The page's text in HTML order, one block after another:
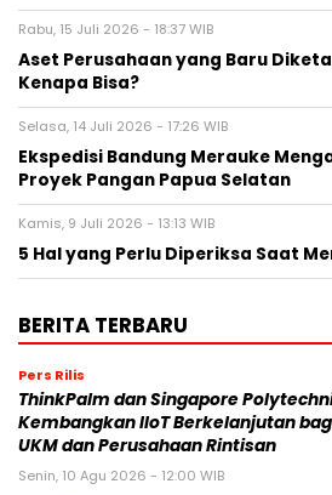
Rabu, 15 Juli 2026 - 18:37 WIB
Aset Perusahaan yang Baru
Kenapa Bisa?
Selasa, 14 Juli 2026 - 17:26 WIB
Ekspedisi Bandung Merauke
Proyek Pangan Papua Selatan
Kamis, 9 Juli 2026 - 13:13 WIB
5 Hal yang Perlu Diperiksa Saat
BERITA TERBARU
Pers Rilis
ThinkPalm dan Singapore
Kembangkan IIoT Berkelanjutan
UKM dan Perusahaan Rintisan
Senin, 10 Agu 2026 - 12:00 WIB